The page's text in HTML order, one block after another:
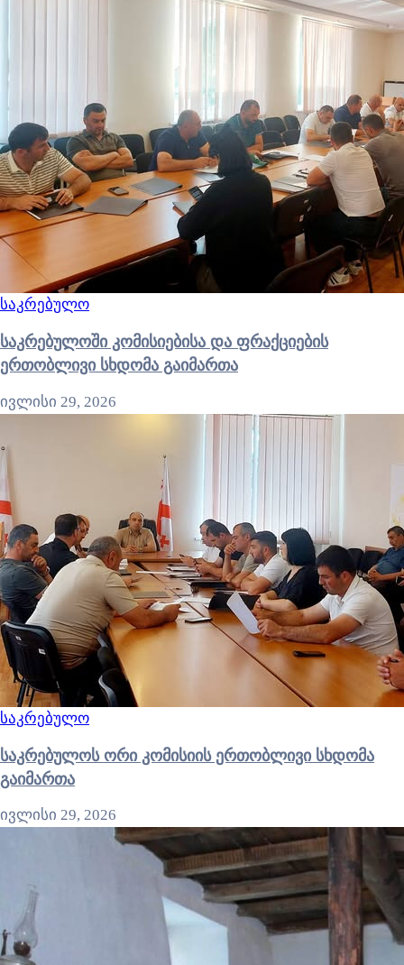
საკრებულო
საკრებულოში კომისიებისა და ფრაქციების
ერთობლივი სხდომა გაიმართა
ივლისი 29, 2026
საკრებულო
საკრებულოს ორი კომისიის ერთობლივი სხდომა
გაიმართა
ივლისი 29, 2026